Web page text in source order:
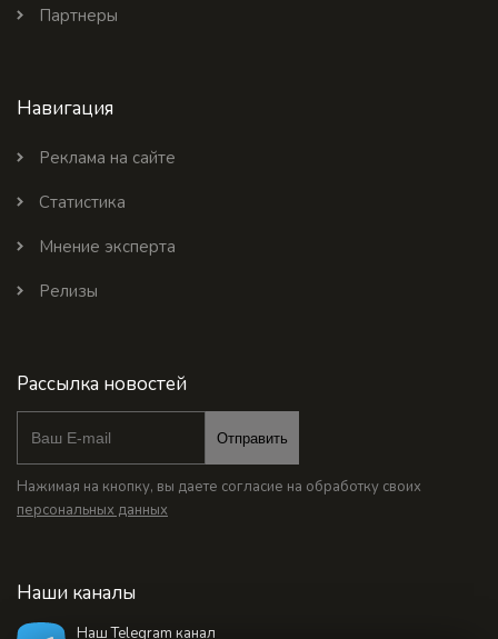
Партнеры
Навигация
Реклама на сайте
Статистика
Мнение эксперта
Релизы
Рассылка новостей
Отправить
Нажимая на кнопку, вы даете согласие на обработку своих
персональных данных
Наши каналы
Наш Telegram канал